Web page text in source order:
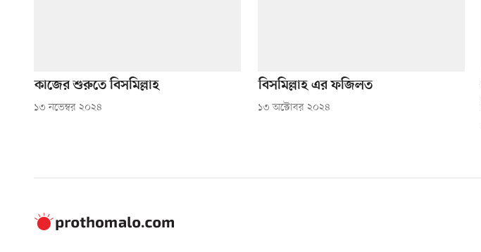
কাজের শুরুতে বিসমিল্লাহ
১৩ নভেম্বর ২০২৪
বিসমিল্লাহ এর ফজিলত
১৩ অক্টোবর ২০২৪